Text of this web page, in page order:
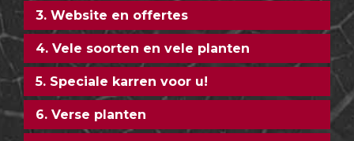
3. Website en offertes
4. Vele soorten en vele planten
5. Speciale karren voor u!
6. Verse planten